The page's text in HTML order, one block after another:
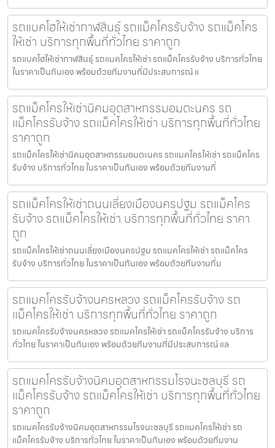
รถแบคโฮให้เช่ากาฬสินธุ์ รถแม็คโครรับจ้าง รถแม็คโคร
ให้เช่า บริการทุกพื้นที่ทั่วไทย ราคาถูก
รถแบคโฮให้เช่ากาฬสินธุ์ รถแมคโครให้เช่า รถแม็คโครรับจ้าง บริการทั่วไทย
ในราคาเป็นกันเอง พร้อมด้วยทีมงานที่มีประสบการณ์ แ
รถแม็คโครให้เช่านิคมอุตสาหกรรมอมตะนคร รถ
แม็คโครรับจ้าง รถแม็คโครให้เช่า บริการทุกพื้นที่ทั่วไทย
ราคาถูก
รถแม็คโครให้เช่านิคมอุตสาหกรรมอมตะนคร รถแมคโครให้เช่า รถแม็คโคร
รับจ้าง บริการทั่วไทย ในราคาเป็นกันเอง พร้อมด้วยทีมงานที่
รถแม็คโครให้เช่าถนนเลี่ยงเมืองนครปฐม รถแม็คโคร
รับจ้าง รถแม็คโครให้เช่า บริการทุกพื้นที่ทั่วไทย ราคา
ถูก
รถแม็คโครให้เช่าถนนเลี่ยงเมืองนครปฐม รถแมคโครให้เช่า รถแม็คโคร
รับจ้าง บริการทั่วไทย ในราคาเป็นกันเอง พร้อมด้วยทีมงานที่ม
รถแมคโครรับจ้างนครหลวง รถแม็คโครรับจ้าง รถ
แม็คโครให้เช่า บริการทุกพื้นที่ทั่วไทย ราคาถูก
รถแมคโครรับจ้างนครหลวง รถแมคโครให้เช่า รถแม็คโครรับจ้าง บริการ
ทั่วไทย ในราคาเป็นกันเอง พร้อมด้วยทีมงานที่มีประสบการณ์ แล
รถแมคโครรับจ้างนิคมอุตสาหกรรมโรจนะชลบุรี รถ
แม็คโครรับจ้าง รถแม็คโครให้เช่า บริการทุกพื้นที่ทั่วไทย
ราคาถูก
รถแมคโครรับจ้างนิคมอุตสาหกรรมโรจนะชลบุรี รถแมคโครให้เช่า รถ
แม็คโครรับจ้าง บริการทั่วไทย ในราคาเป็นกันเอง พร้อมด้วยทีมงาน